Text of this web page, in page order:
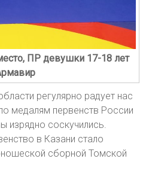
ПР девушки 17-18 лет
регулярно радует нас
медалям первенств России
соскучились.
в Казани стало
сборной Томской